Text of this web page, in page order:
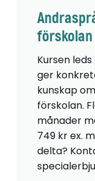
förskolan
Kursen
ger
kunskap
förskolan.
månader
749 kr ex.
delta?